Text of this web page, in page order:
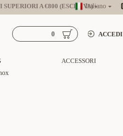
A €800 (ESCL. IVA)Italiano
ACCEDI
0
ACCESSORI